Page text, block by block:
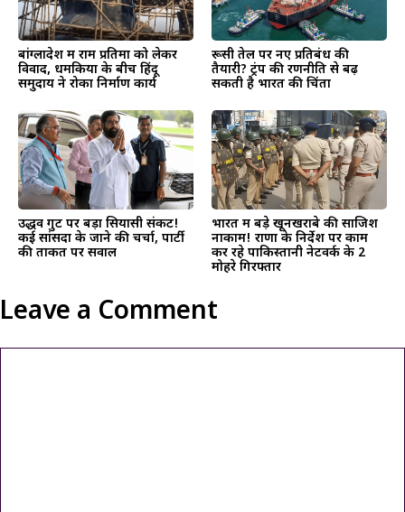
बांग्लादेश में राम प्रतिमा को लेकर
विवाद, धमकियों के बीच हिंदू
समुदाय ने रोका निर्माण कार्य
रूसी तेल पर नए प्रतिबंध की
तैयारी? ट्रंप की रणनीति से बढ़
सकती है भारत की चिंता
उद्धव गुट पर बड़ा सियासी संकट!
कई सांसदों के जाने की चर्चा, पार्टी
की ताकत पर सवाल
भारत में बड़े खूनखराबे की साजिश
नाकाम! राणा के निर्देश पर काम
कर रहे पाकिस्तानी नेटवर्क के 2
मोहरे गिरफ्तार
Leave a Comment